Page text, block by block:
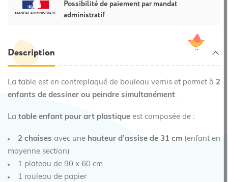
Possibilité de paiement par mandat
administratif
Description
La table est en contreplaqué de bouleau vernis et permet à 2
enfants de dessiner ou peindre simultanément.
La table enfant pour art plastique est composée de :
2 chaises avec une hauteur d’assise de 31 cm (enfant en
moyenne section)
1 plateau de 90 x 60 cm
1 rouleau de papier